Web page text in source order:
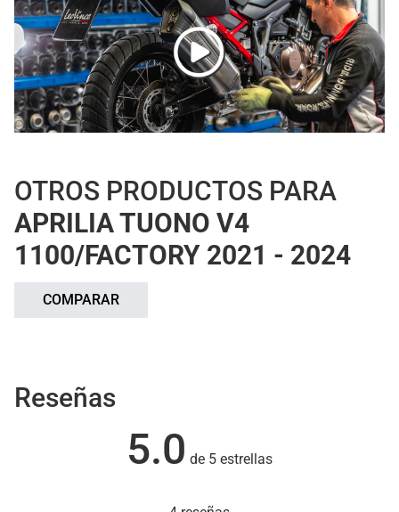
OTROS PRODUCTOS PARA
APRILIA TUONO V4
1100/FACTORY 2021 - 2024
COMPARAR
Reseñas
5.0 de 5 estrellas